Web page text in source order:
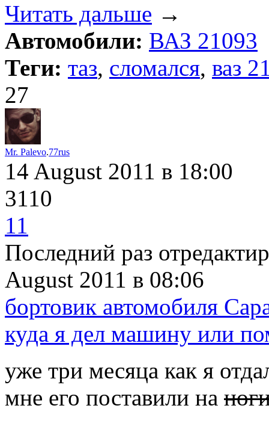
Читать дальше →
Автомобили: ВАЗ 21093
Теги: таз, сломался, ваз
27
Mr. Palevo.77rus
14 August 2011 в 18:00
3110
11
Последний раз
August 2011 в 08:06
бортовик автомобиля
куда я дел машину или
уже три месяца как я
мне его поставили на